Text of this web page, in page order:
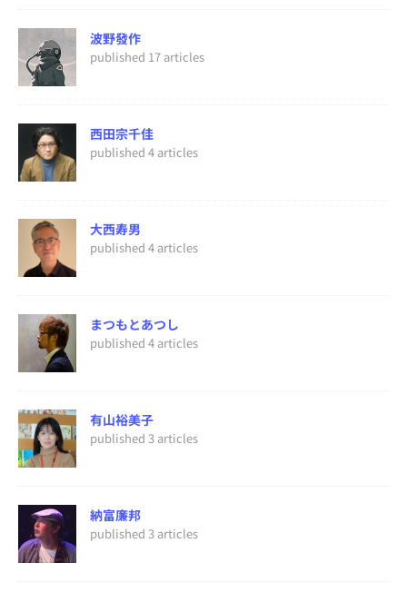
波野發作
published 17 articles
西田宗千佳
published 4 articles
大西寿男
published 4 articles
まつもとあつし
published 4 articles
有山裕美子
published 3 articles
納富廉邦
published 3 articles